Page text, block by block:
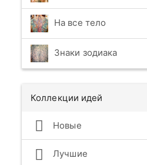
На все тело
Знаки зодиака
Коллекции идей
Новые
Лучшие